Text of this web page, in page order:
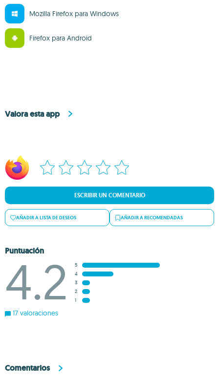
Mozilla Firefox para Windows
Firefox para Android
Valora esta app
ESCRIBIR UN COMENTARIO
AÑADIR A LISTA DE DESEOS AÑADIR A RECOMENDADAS
Puntuación
4.2
5
4
3
2
1
17 valoraciones
Comentarios